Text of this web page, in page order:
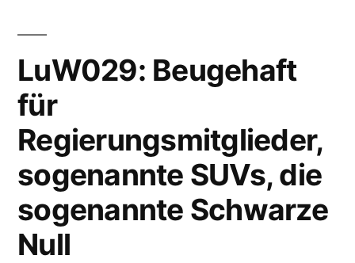
LuW029: Beugehaft
für
Regierungsmitglieder,
sogenannte SUVs, die
sogenannte Schwarze
Null